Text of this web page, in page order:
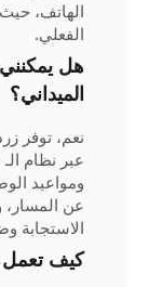
الهاتف،
الفعلي.
هل يمكنني
الميداني؟
نعم، توفر
ومواعيد
عن
الاستجابة
كيف تعمل